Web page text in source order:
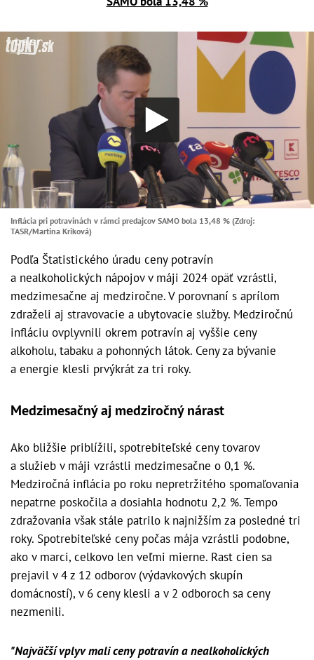
Inflácia pri potravinách v rámci predajcov SAMO bola 13,48 % (Zdroj:
TASR/Martina Kriková)
Podľa Štatistického úradu ceny potravín
a nealkoholických nápojov v máji 2024 opäť vzrástli,
medzimesačne aj medziročne. V porovnaní s aprílom
zdraželi aj stravovacie a ubytovacie služby. Medziročnú
infláciu ovplyvnili okrem potravín aj vyššie ceny
alkoholu, tabaku a pohonných látok. Ceny za bývanie
a energie klesli prvýkrát za tri roky.
Medzimesačný aj medziročný nárast
Ako bližšie priblížili, spotrebiteľské ceny tovarov
a služieb v máji vzrástli medzimesačne o 0,1 %.
Medziročná inflácia po roku nepretržitého spomaľovania
nepatrne poskočila a dosiahla hodnotu 2,2 %. Tempo
zdražovania však stále patrilo k najnižším za posledné tri
roky. Spotrebiteľské ceny počas mája vzrástli podobne,
ako v marci, celkovo len veľmi mierne. Rast cien sa
prejavil v 4 z 12 odborov (výdavkových skupín
domácností), v 6 ceny klesli a v 2 odboroch sa ceny
nezmenili.
"Najväčší vplyv mali ceny potravín a nealkoholických